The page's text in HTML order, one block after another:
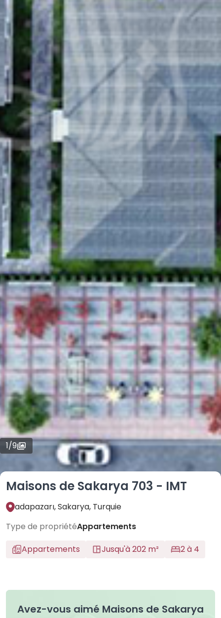
1/9
Maisons de Sakarya 703 - IMT
adapazarı, Sakarya, Turquie
Type de propriétéAppartements
Appartements
Jusqu'à 202 m² 2 à 4
Avez-vous aimé Maisons de Sakarya